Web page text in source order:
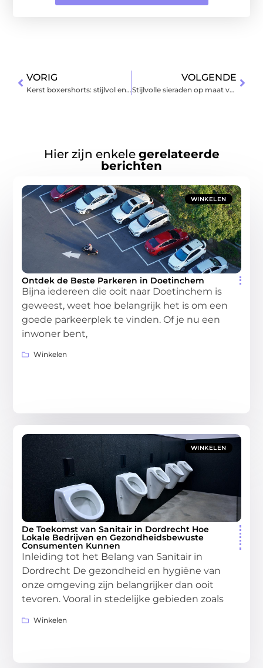
VORIG
Kerst boxershorts: stijlvol en comfortabel voor de feestdagen
VOLGENDE
Stijlvolle sieraden op maat van LALOLA Jewelry
Hier zijn enkele gerelateerde
berichten
WINKELEN
Ontdek de Beste Parkeren in Doetinchem
Bijna iedereen die ooit naar Doetinchem is
geweest, weet hoe belangrijk het is om een
goede parkeerplek te vinden. Of je nu een
inwoner bent,
Winkelen
WINKELEN
De Toekomst van Sanitair in Dordrecht Hoe
Lokale Bedrijven en Gezondheidsbewuste
Consumenten Kunnen
Inleiding tot het Belang van Sanitair in
Dordrecht De gezondheid en hygiëne van
onze omgeving zijn belangrijker dan ooit
tevoren. Vooral in stedelijke gebieden zoals
Winkelen